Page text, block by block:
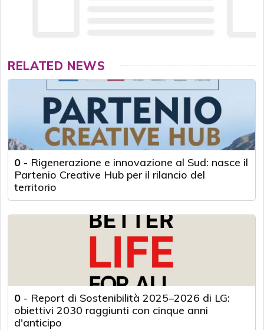
RELATED NEWS
0 - Rigenerazione e innovazione al Sud: nasce il
Partenio Creative Hub per il rilancio del
territorio
0 - Report di Sostenibilità 2025–2026 di LG:
obiettivi 2030 raggiunti con cinque anni
d'anticipo